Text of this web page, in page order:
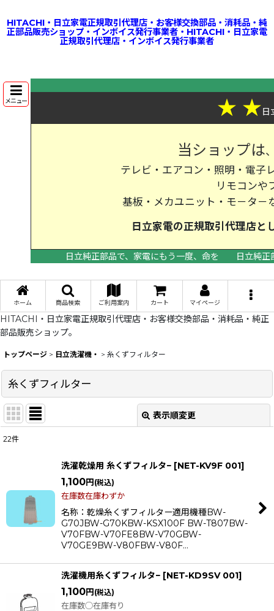
HITACHI・日立家電正規取引代理店・お客様交換部品・消耗品・純
正部品販売ショップ・インボイス発行事業者・HITACHI・日立家電
正規取引代理店・インボイス発行事業者
メニュー ★ ★日
当ショップは
テレビ・エアコン・照明・電子
リモコンや
基板・メカユニット・モ－タ－
日立家電の正規取引代理店
日立純正部品で、家電にもう一度、命を
日立純
ホーム 商品検索 ご利用案内 カート マイページ
HITACHI・日立家電正規取引代理店・お客様交換部品・消耗品・純正
部品販売ショップ。
トップページ > 日立洗濯機・ > 糸くずフィルター
糸くずフィルター
表示順変更
並び順
絞り込む
22件
洗濯乾燥用 糸くずフィルタ− [NET-KV9F 001]
1,100円 (税込)
在庫数在庫わずか
名称：乾燥糸くずフィルター適用機種BW-
G70JBW-G70KBW-KSX100F BW-T807BW-
V70FBW-V70FE8BW-V70GBW-
V70GE9BW-V80FBW-V80F…
洗濯機用糸くずフィルタ− [NET-KD9SV 001]
1,100円 (税込)
在庫数◯在庫有り